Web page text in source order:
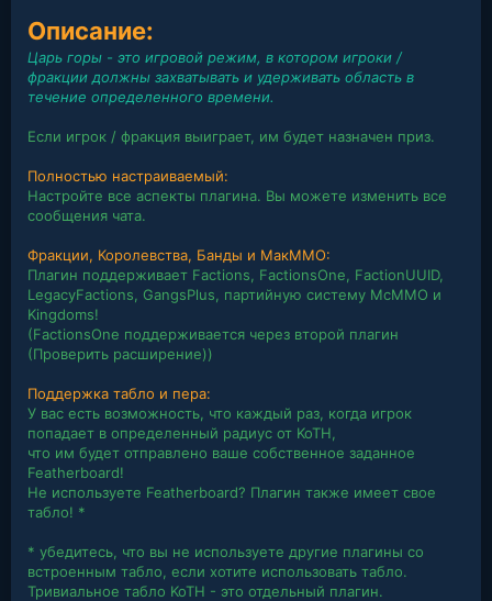
Описание:
Царь горы - это игровой режим, в котором игроки /
фракции должны захватывать и удерживать область в
течение определенного времени.
Если игрок / фракция выиграет, им будет назначен приз.
Полностью настраиваемый:
Настройте все аспекты плагина. Вы можете изменить все
сообщения чата.
Фракции, Королевства, Банды и МакММО:
Плагин поддерживает Factions, FactionsOne, FactionUUID,
LegacyFactions, GangsPlus, партийную систему McMMO и
Kingdoms!
(FactionsOne поддерживается через второй плагин
(Проверить расширение))
Поддержка табло и пера:
У вас есть возможность, что каждый раз, когда игрок
попадает в определенный радиус от KoTH,
что им будет отправлено ваше собственное заданное
Featherboard!
Не используете Featherboard? Плагин также имеет свое
табло! *
* убедитесь, что вы не используете другие плагины со
встроенным табло, если хотите использовать табло.
Тривиальное табло KoTH - это отдельный плагин.